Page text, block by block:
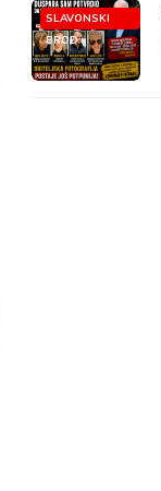
SLAVONSKI
BROD